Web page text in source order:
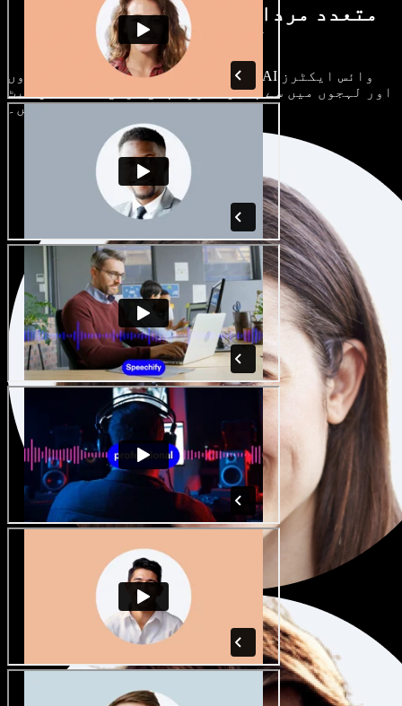
متعدد مردانہ و زنانہ آوازیں اور
لہجے دستیاب
ہر پروجیکٹ الگ ہوتا ہے۔ سینکڑوں AI وائس ایکٹرز
اور لہجوں میں سے چنیں، اور اپنی مرضی کے مطابق سیٹ
کریں۔